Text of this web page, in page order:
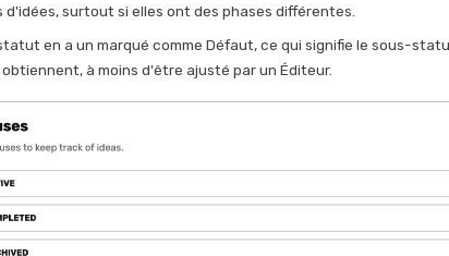
surtout si elles ont des phases différentes.
en a un marqué comme Défaut, ce qui signifie le sous-
à moins d'être ajusté par un Éditeur.